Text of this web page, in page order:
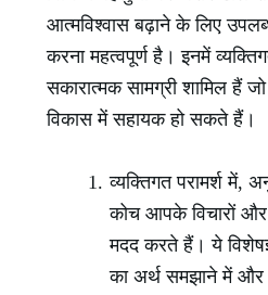
आत्मविश्वास बढ़ाने के लिए
करना महत्वपूर्ण है। इनमें
सकारात्मक सामग्री शामिल हैं
विकास में सहायक हो सकते हैं।
व्यक्तिगत परामर्श में,
कोच आपके विचारों
मदद करते हैं। ये
का अर्थ समझाने में